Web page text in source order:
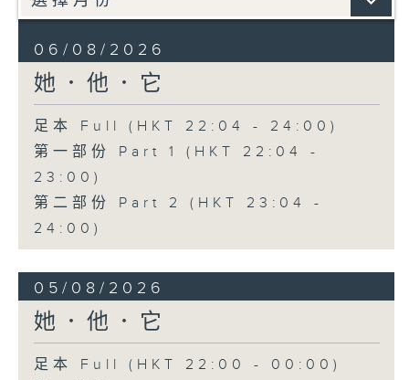
06/08/2026
她．他．它
足本 Full (HKT 22:04 - 24:00)
第一部份 Part 1 (HKT 22:04 -
23:00)
第二部份 Part 2 (HKT 23:04 -
24:00)
05/08/2026
她．他．它
足本 Full (HKT 22:00 - 00:00)